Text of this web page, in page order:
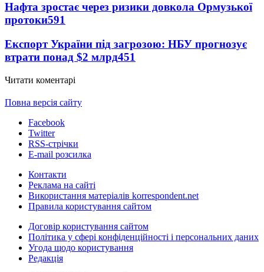
Нафта зростає через ризики довкола Ормузької
протоки591
Експорт України під загрозою: НБУ прогнозує
втрати понад $2 млрд451
Читати коментарі
Повна версія сайту
Facebook
Twitter
RSS-стрічки
E-mail розсилка
Контакти
Реклама на сайті
Використання матеріалів korrespondent.net
Правила користування сайтом
Договір користування сайтом
Політика у сфері конфіденційності і персональних даних
Угода щодо користування
Редакція